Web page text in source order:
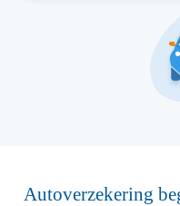
Autoverzekering